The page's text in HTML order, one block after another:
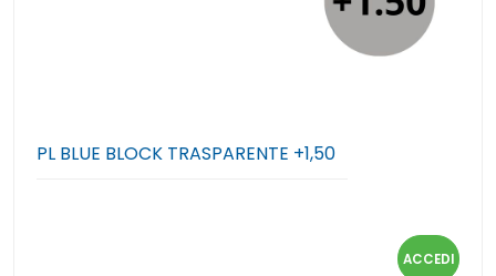
PL BLUE BLOCK TRASPARENTE +1,50
ACCEDI